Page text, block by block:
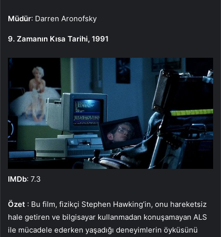
Müdür: Darren Aronofsky
9. Zamanın Kısa Tarihi, 1991
IMDb: 7.3
Özet : Bu film, fizikçi Stephen Hawking’in, onu hareketsiz
hale getiren ve bilgisayar kullanmadan konuşamayan ALS
ile mücadele ederken yaşadığı deneyimlerin öyküsünü